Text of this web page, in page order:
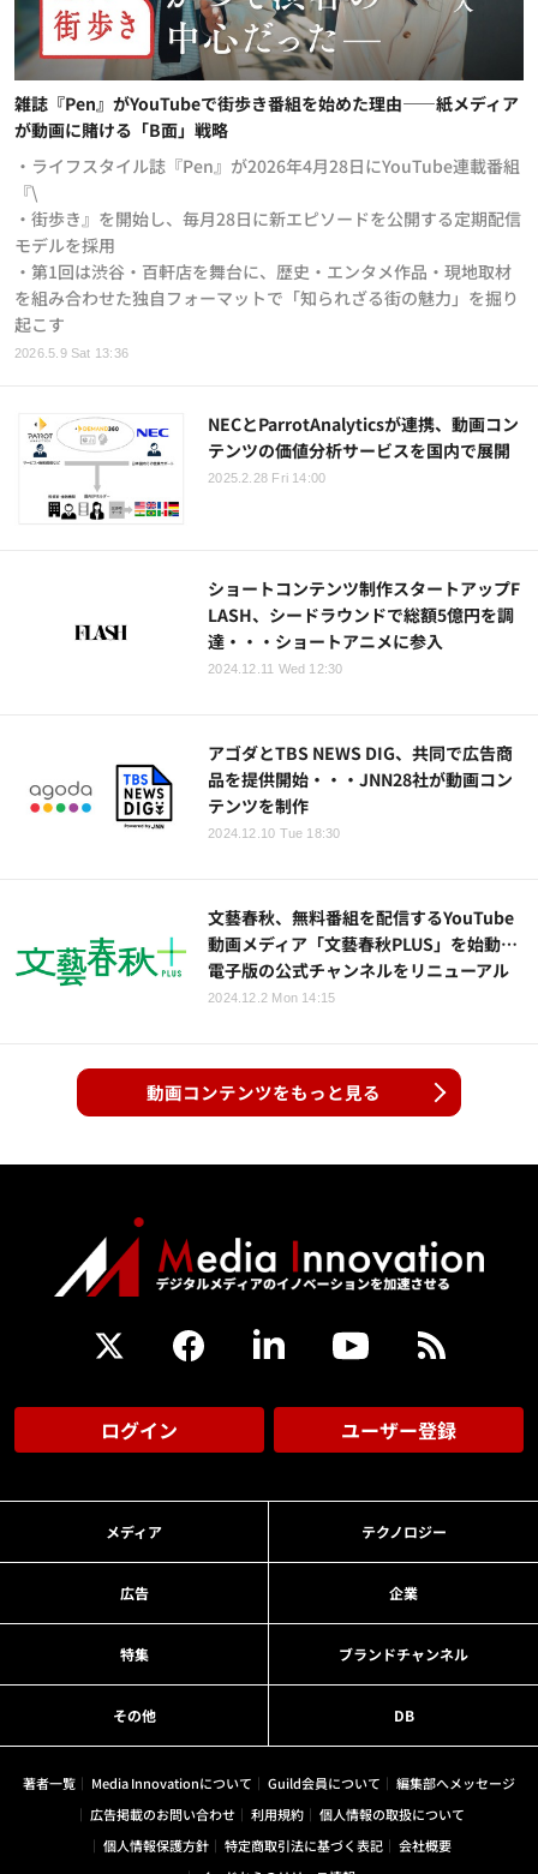
2026.5.9 Sat 13:36
雑誌『Pen』がYouTubeで街歩き番組を始めた理由——紙メディア
が動画に賭ける「B面」戦略
・ライフスタイル誌『Pen』が2026年4月28日にYouTube連載番組
『\
・街歩き』を開始し、毎月28日に新エピソードを公開する定期配信
モデルを採用
・第1回は渋谷・百軒店を舞台に、歴史・エンタメ作品・現地取材
を組み合わせた独自フォーマットで「知られざる街の魅力」を掘り
起こす
NECとParrotAnalyticsが連携、動画コン
テンツの価値分析サービスを国内で展開
2025.2.28 Fri 14:00
ショートコンテンツ制作スタートアップF
LASH、シードラウンドで総額5億円を調
達・・・ショートアニメに参入
2024.12.11 Wed 12:30
アゴダとTBS NEWS DIG、共同で広告商
品を提供開始・・・JNN28社が動画コン
テンツを制作
2024.12.10 Tue 18:30
文藝春秋、無料番組を配信するYouTube
動画メディア「文藝春秋PLUS」を始動…
電子版の公式チャンネルをリニューアル
2024.12.2 Mon 14:15
動画コンテンツをもっと見る
ログイン ユーザー登録
メディア テクノロジー
広告 企業
特集 ブランドチャンネル
その他 DB
著者一覧 Media Innovationについて Guild会員について
編集部へメッセージ
広告掲載のお問い合わせ
利用規約
個人情報の取扱について
個人情報保護方針
特定商取引法に基づく表記
会社概要